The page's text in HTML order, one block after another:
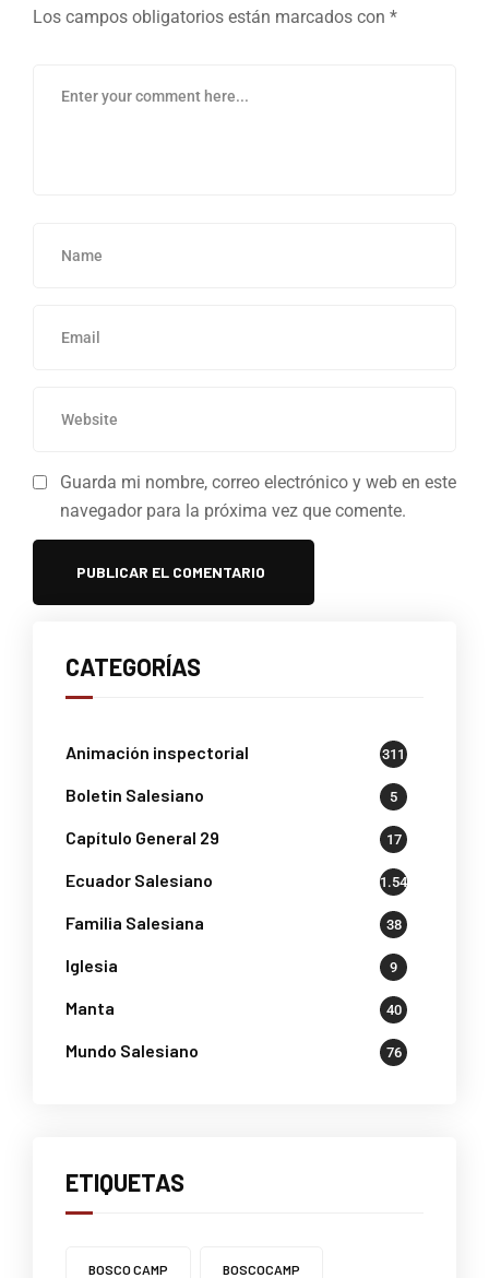
Los campos obligatorios están marcados con *
Guarda mi nombre, correo electrónico y web en este
navegador para la próxima vez que comente.
CATEGORÍAS
Animación inspectorial 311
Boletin Salesiano 5
Capítulo General 29 17
Ecuador Salesiano 1.541
Familia Salesiana 38
Iglesia 9
Manta 40
Mundo Salesiano 76
ETIQUETAS
BOSCO CAMP BOSCOCAMP